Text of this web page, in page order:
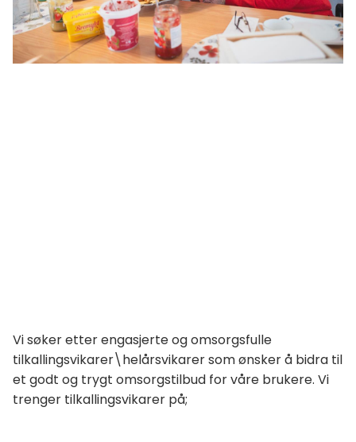
Vi søker etter engasjerte og omsorgsfulle
tilkallingsvikarer\helårsvikarer som ønsker å bidra til
et godt og trygt omsorgstilbud for våre brukere. Vi
trenger tilkallingsvikarer på;